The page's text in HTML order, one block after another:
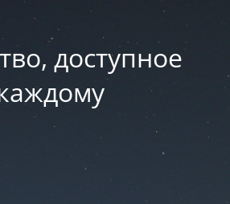
доступное